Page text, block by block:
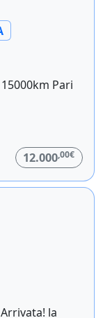
Pari
12.000,00€
la